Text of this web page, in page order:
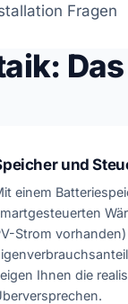
Fragen
und
einem
Strom
Ihnen die